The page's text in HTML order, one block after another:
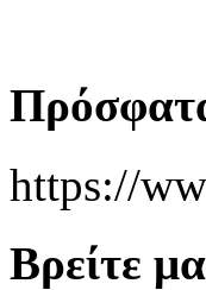
https://
Βρείτε